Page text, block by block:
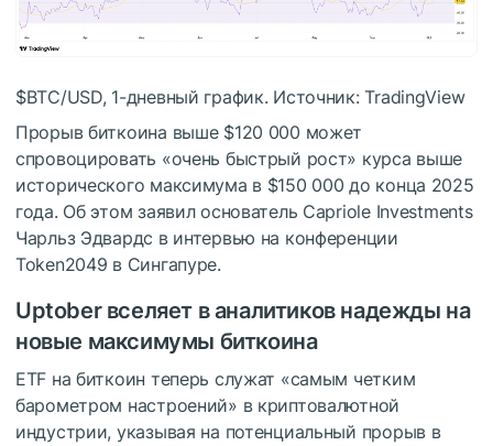
$BTC/USD, 1-дневный график. Источник: TradingView
Прорыв биткоина выше $120 000 может
спровоцировать «очень быстрый рост» курса выше
исторического максимума в $150 000 до конца 2025
года. Об этом заявил основатель Capriole Investments
Чарльз Эдвардс в интервью на конференции
Token2049 в Сингапуре.
Uptober вселяет в аналитиков надежды на
новые максимумы биткоина
ETF на биткоин теперь служат «самым четким
барометром настроений» в криптовалютной
индустрии, указывая на потенциальный прорыв в